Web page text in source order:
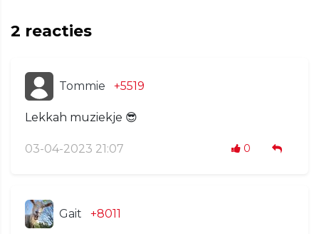
2 reacties
Tommie +5519
Lekkah muziekje 😎
03-04-2023 21:07 0
Gait +8011